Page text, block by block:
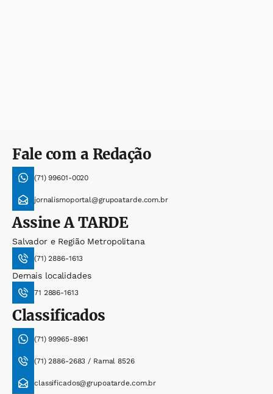
Fale com a Redação
(71) 99601-0020
jornalismoportal@grupoatarde.com.br
AssineA TARDE
Salvador e Região Metropolitana
(71) 2886-1613
Demais localidades
71 2886-1613
Classificados
(71) 99965-8961
(71) 2886-2683 / Ramal 8526
classificados@grupoatarde.com.br